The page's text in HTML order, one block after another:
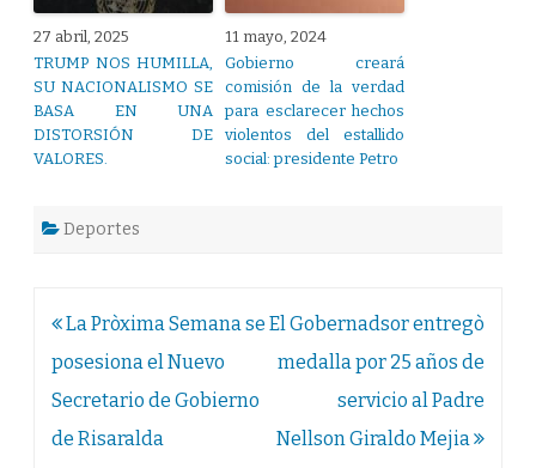
27 abril, 2025
TRUMP NOS HUMILLA,
SU NACIONALISMO SE
BASA EN UNA
DISTORSIÓN DE
VALORES.
11 mayo, 2024
Gobierno creará
comisión de la verdad
para esclarecer hechos
violentos del estallido
social: presidente Petro
Deportes
Navegación
de
entradas
La Pròxima Semana se
posesiona el Nuevo
Secretario de Gobierno
de Risaralda
El Gobernadsor entregò
medalla por 25 años de
servicio al Padre
Nellson Giraldo Mejia